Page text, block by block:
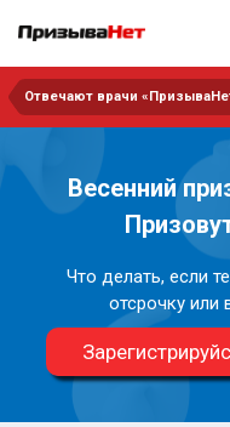
Отвечают врачи
Весенний
Что делать, если
отсрочку или